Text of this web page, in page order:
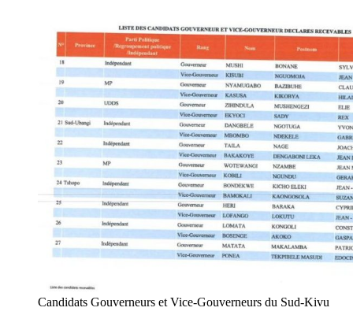
Candidats Gouverneurs et Vice-Gouverneurs du Sud-Kivu